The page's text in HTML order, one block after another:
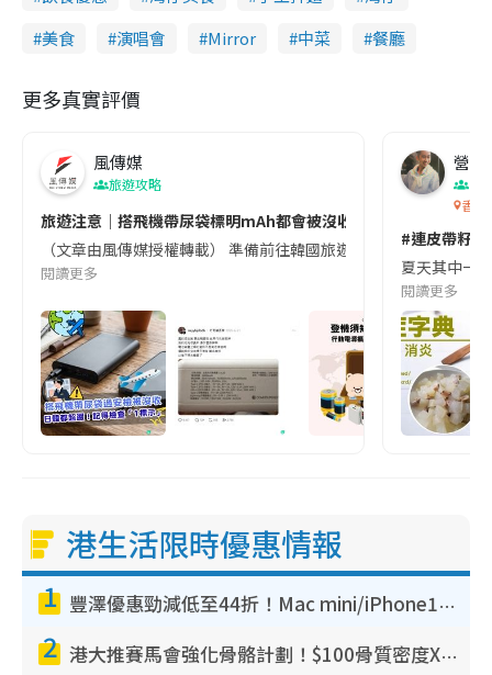
美食
演唱會 Mirror 中菜 餐廳
更多真實評價
風傳媒
旅遊攻略
旅遊注意｜搭飛機帶尿袋標明mAh都會被沒收😱出發前切記檢查
（文章由風傳媒授權轉載） 準備前往韓國旅遊的民眾，近期要
閱讀更多
營養
香港
#連皮帶籽
夏天其中一
閱讀更多
港生活限時優惠情報
1 豐澤優惠勁減低至44折！Mac mini/iPhone17Pro大減價！廚房家電$220起
2 港大推賽馬會強化骨骼計劃！$100骨質密度X光檢查 完成免費運動訓練送超市禮券！附參加資格